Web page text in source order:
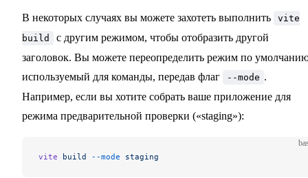
В некоторых случаях вы можете захотеть выполнить
vite
build
с другим режимом, чтобы отобразить другой
заголовок. Вы можете переопределить режим по
используемый для команды, передав флаг
--mode .
Например, если вы хотите собрать ваше приложение для
режима предварительной проверки («staging»):
vite build --mode staging